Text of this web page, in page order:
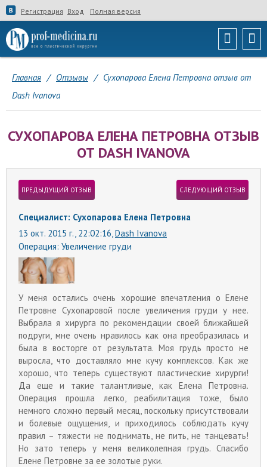
Регистрация Вход Полная версия
Главная / Отзывы / Сухопарова Елена Петровна отзыв от
Dash Ivanova
СУХОПАРОВА ЕЛЕНА ПЕТРОВНА ОТЗЫВ
ОТ DASH IVANOVA
ПРЕДЫДУЩИЙ ОТЗЫВ СЛЕДУЮЩИЙ ОТЗЫВ
Специалист: Сухопарова Елена Петровна
13 окт. 2015 г., 22:02:16, Dash Ivanova
Операция: Увеличение груди
У меня остались очень хорошие впечатления о Елене
Петровне Сухопаровой после увеличения груди у нее.
Выбрала я хирурга по рекомендации своей ближайшей
подруги, мне очень нравилось как она преобразилась и
была в восторге от результата. Моя грудь просто не
выросла, что доставляло мне кучу комплексов. Как же
хорошо, что теперь существуют пластические хирурги!
Да еще и такие талантливые, как Елена Петровна.
Операция прошла легко, реабилитация тоже, было
немного сложно первый месяц, поскольку присутствовали
и болевые ощущения, и приходилось соблюдать кучу
правил – тяжести не поднимать, не пить, не танцевать!
Но зато теперь у меня великолепная грудь. Спасибо
Елене Петровне за ее золотые руки.